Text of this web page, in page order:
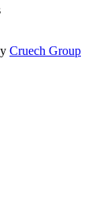
Cruech Group